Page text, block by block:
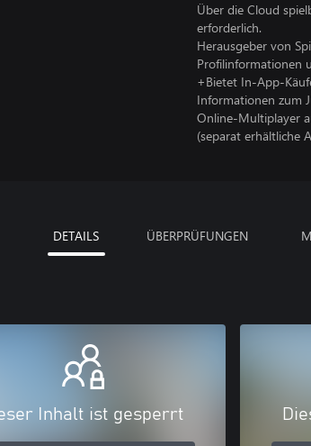
Über die Cloud
erforderlich.
Herausgeber von
Profilinformationen
+Bietet In-App-
Informationen zum
Online-Multiplayer
(separat erhältliche
DETAILS ÜBERPRÜFUNGEN
Inhalt ist gesperrt